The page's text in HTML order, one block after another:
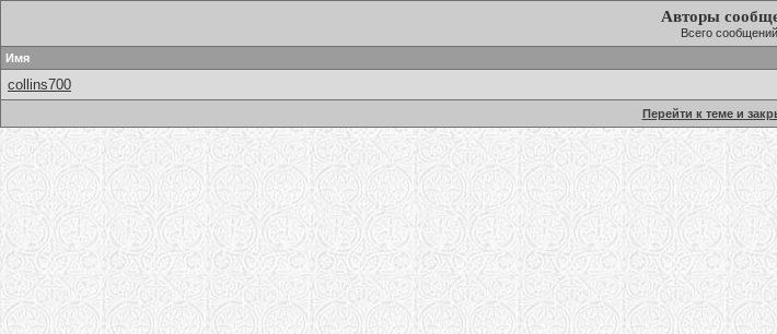
Авторы
Всего
Имя
collins700
Перейти к теме и